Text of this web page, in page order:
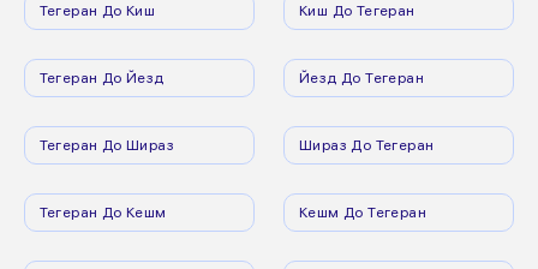
Тегеран До Киш Киш До Тегеран
Тегеран До Йезд Йезд До Тегеран
Тегеран До Шираз Шираз До Тегеран
Тегеран До Кешм Кешм До Тегеран